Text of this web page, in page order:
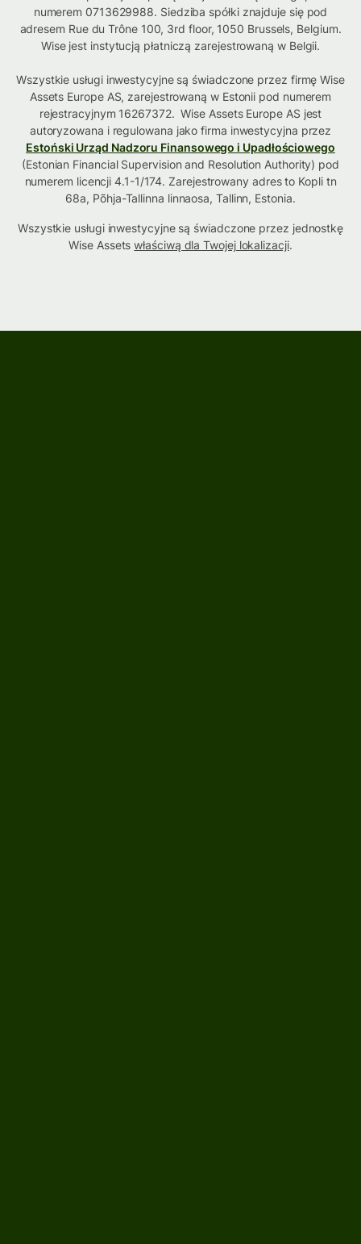
numerem 0713629988. Siedziba spółki znajduje się pod
adresem Rue du Trône 100, 3rd floor, 1050 Brussels, Belgium.
Wise jest instytucją płatniczą zarejestrowaną w Belgii.
Wszystkie usługi inwestycyjne są świadczone przez firmę Wise
Assets Europe AS, zarejestrowaną w Estonii pod numerem
rejestracyjnym 16267372. Wise Assets Europe AS jest
autoryzowana i regulowana jako firma inwestycyjna przez
Estoński Urząd Nadzoru Finansowego i Upadłościowego
(Estonian Financial Supervision and Resolution Authority) pod
numerem licencji 4.1-1/174. Zarejestrowany adres to Kopli tn
68a, Põhja-Tallinna linnaosa, Tallinn, Estonia.
Wszystkie usługi inwestycyjne są świadczone przez jednostkę
Wise Assetswłaściwą dla Twojej lokalizacji.